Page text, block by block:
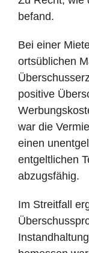
befand.
Bei einer
ortsüblichen
positive
war die
einen
entgeltlichen
abzugsfähig.
Im Streitfall